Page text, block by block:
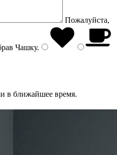
Пожалуйста,
Чашку.
в ближайшее время.